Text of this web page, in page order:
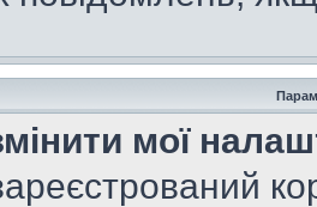
мої